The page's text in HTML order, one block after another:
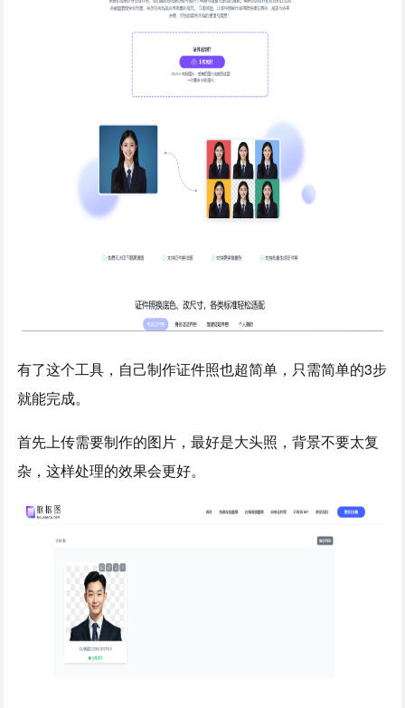
有了这个工具，自己制作证件照也超简单，只需简单的3步
就能完成。
首先上传需要制作的图片，最好是大头照，背景不要太复
杂，这样处理的效果会更好。